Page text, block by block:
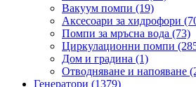
Вакуум помпи (19)
Аксесоари за хидрофори
Помпи за мръсна вода (73)
Циркулационни помпи
Дом и градина (1)
Отводняване и напояване
Генератори (1379)